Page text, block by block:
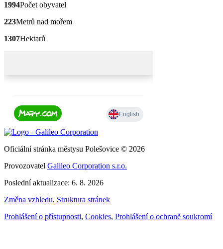
1994Počet obyvatel
223Metrů nad mořem
1307Hektarů
Oficiální stránka městysu Polešovice © 2026
Provozovatel Galileo Corporation s.r.o.
Poslední aktualizace: 6. 8. 2026
Změna vzhledu, Struktura stránek
Prohlášení o přístupnosti, Cookies, Prohlášení o ochraně soukromí